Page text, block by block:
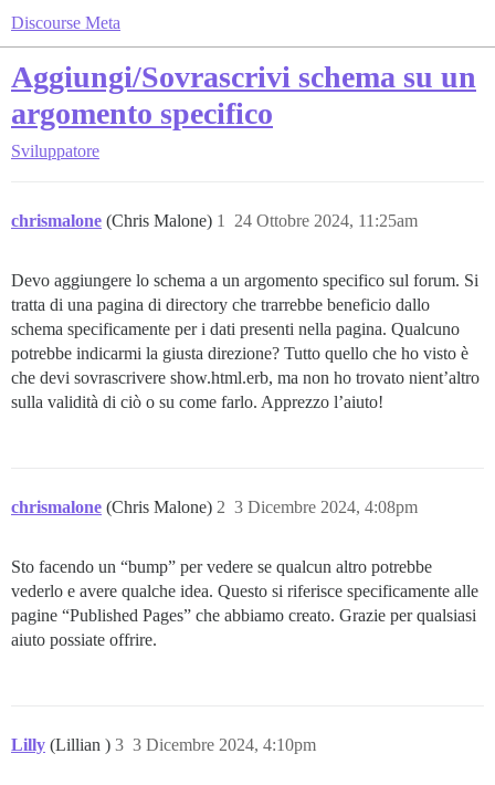
Discourse Meta
Aggiungi/Sovrascrivi schema su un
argomento specifico
Sviluppatore
chrismalone (Chris Malone) 24 Ottobre 2024, 11:25am
1
Devo aggiungere lo schema a un argomento specifico sul forum. Si
tratta di una pagina di directory che trarrebbe beneficio dallo
schema specificamente per i dati presenti nella pagina. Qualcuno
potrebbe indicarmi la giusta direzione? Tutto quello che ho visto è
che devi sovrascrivere show.html.erb, ma non ho trovato nient’altro
sulla validità di ciò o su come farlo. Apprezzo l’aiuto!
chrismalone (Chris Malone) 3 Dicembre 2024, 4:08pm
2
Sto facendo un “bump” per vedere se qualcun altro potrebbe
vederlo e avere qualche idea. Questo si riferisce specificamente alle
pagine “Published Pages” che abbiamo creato. Grazie per qualsiasi
aiuto possiate offrire.
Lilly (Lillian ) 3 Dicembre 2024, 4:10pm
3